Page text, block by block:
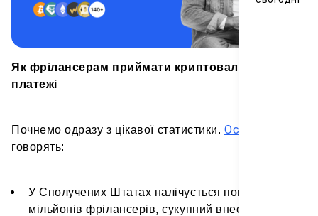
Як фрілансерам приймати криптовалютні
платежі
Почнемо одразу з цікавої статистики. Останні звіти
говорять:
У Сполучених Штатах налічується понад 60
мільйонів фрілансерів, сукупний внесок яких в